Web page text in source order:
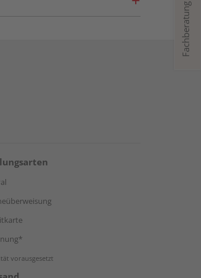
Fachberatung
vorausgesetzt